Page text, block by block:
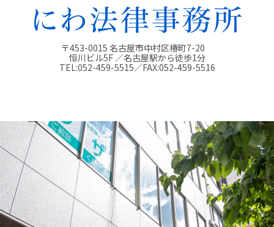
〒453-0015 名古屋市中村区椿町7-20
恒川ビル5F ／名古屋駅から徒歩1分
TEL:052-459-5515／FAX:052-459-5516